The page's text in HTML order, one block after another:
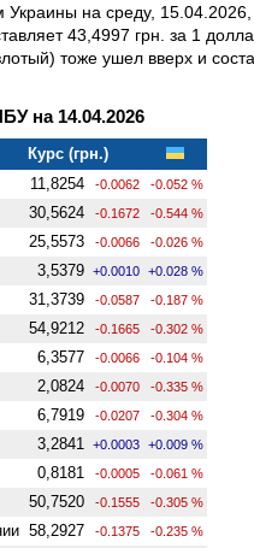
на среду,
43,4997 грн. за 1
тоже ушел вверх и
на 14.04.2026
Курс (грн.)
11,8254 -0.0062 -0.052 %
30,5624 -0.1672 -0.544 %
25,5573 -0.0066 -0.026 %
3,5379 +0.0010 +0.028 %
31,3739 -0.0587 -0.187 %
54,9212 -0.1665 -0.302 %
6,3577 -0.0066 -0.104 %
2,0824 -0.0070 -0.335 %
6,7919 -0.0207 -0.304 %
3,2841 +0.0003 +0.009 %
0,8181 -0.0005 -0.061 %
50,7520 -0.1555 -0.305 %
58,2927 -0.1375 -0.235 %